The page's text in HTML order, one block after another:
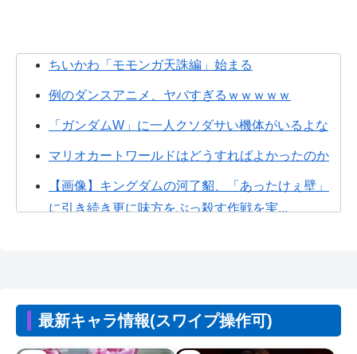
ちいかわ「モモンガ天誅編」始まる
例のダンスアニメ、ヤバすぎるｗｗｗｗｗ
「ガンダムW」に一人クソダサい機体がいるよな
マリオカートワールドはどうすればよかったのか
【画像】キングダムの河了貂、「あったけぇ壁」
に引き続き更に味方をぶっ殺す作戦を実...
れた…」SNS「詐欺られたお金、取...
最新キャラ情報(スワイプ操作可)